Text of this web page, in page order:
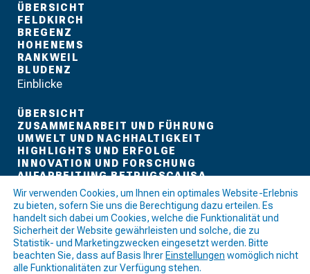
ÜBERSICHT
FELDKIRCH
BREGENZ
HOHENEMS
RANKWEIL
BLUDENZ
Einblicke
ÜBERSICHT
ZUSAMMENARBEIT UND FÜHRUNG
UMWELT UND NACHHALTIGKEIT
HIGHLIGHTS UND ERFOLGE
INNOVATION UND FORSCHUNG
AUFARBEITUNG BETRUGSCAUSA
AUF EIN WORT
SOCIAL-MEDIA KANÄLE
IMPRESSUM
DATENSCHUTZ
COOKIE-EINSTELLUNGEN
Wir verwenden Cookies, um Ihnen ein optimales Website-Erlebnis
zu bieten, sofern Sie uns die Berechtigung dazu erteilen. Es
handelt sich dabei um Cookies, welche die Funktionalität und
Sicherheit der Website gewährleisten und solche, die zu
Statistik- und Marketingzwecken eingesetzt werden. Bitte
beachten Sie, dass auf Basis Ihrer Einstellungen womöglich nicht
alle Funktionalitäten zur Verfügung stehen.